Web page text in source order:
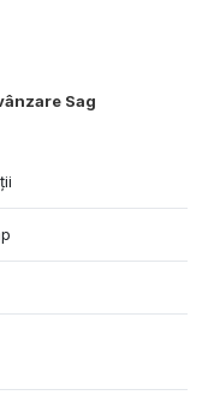
Sag